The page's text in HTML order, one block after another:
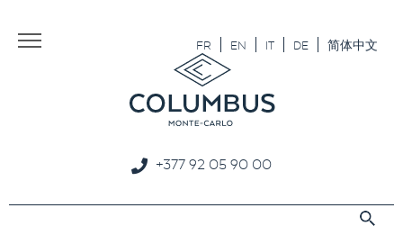
FR EN IT DE 简体中文
+377 92 05 90 00